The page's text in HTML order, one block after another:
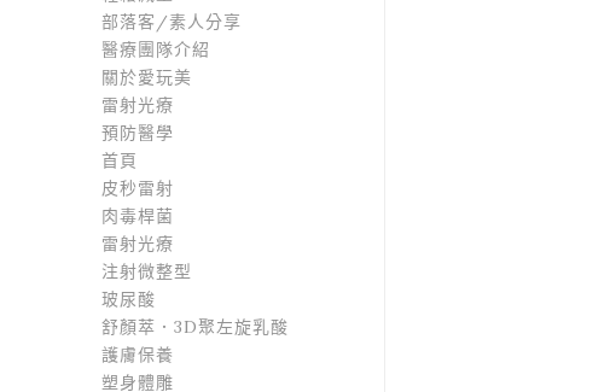
部落客/素人分享
醫療團隊介紹
關於愛玩美
雷射光療
預防醫學
首頁
皮秒雷射
肉毒桿菌
雷射光療
注射微整型
玻尿酸
舒顏萃．3D聚左旋乳酸
護膚保養
塑身體雕